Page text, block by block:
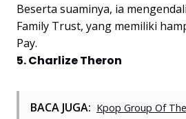
Beserta suaminya, ia
Family Trust, yang memiliki
Pay.
5. Charlize Theron
BACA JUGA: Kpop Group Of